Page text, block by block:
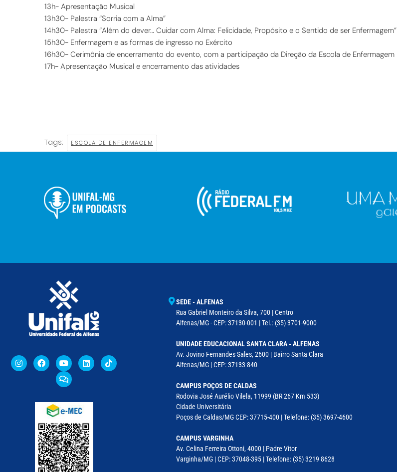
13h- Apresentação Musical
13h30- Palestra “Sorria com a Alma”
14h30- Palestra “Além do dever… Cuidar com Alma: Felicidade, Propósito e o Sentido de ser Enfermagem”
15h30- Enfermagem e as formas de ingresso no Exército
16h30- Cerimônia de encerramento do evento, com a participação da Direção da Escola de Enfermagem
17h- Apresentação Musical e encerramento das atividades
Tags: ESCOLA DE ENFERMAGEM
SEDE - ALFENAS
Rua Gabriel Monteiro da Silva, 700 | Centro
Alfenas/MG - CEP: 37130-001 | Tel.: (35) 3701-9000
UNIDADE EDUCACIONAL SANTA CLARA - ALFENAS
Av. Jovino Fernandes Sales, 2600 | Bairro Santa Clara
Alfenas/MG | CEP: 37133-840
CAMPUS POÇOS DE CALDAS
Rodovia José Aurélio Vilela, 11999 (BR 267 Km 533)
Cidade Universitária
Poços de Caldas/MG CEP: 37715-400 | Telefone: (35) 3697-4600
CAMPUS VARGINHA
Av. Celina Ferreira Ottoni, 4000 | Padre Vitor
Varginha/MG | CEP: 37048-395 | Telefone: (35) 3219 8628